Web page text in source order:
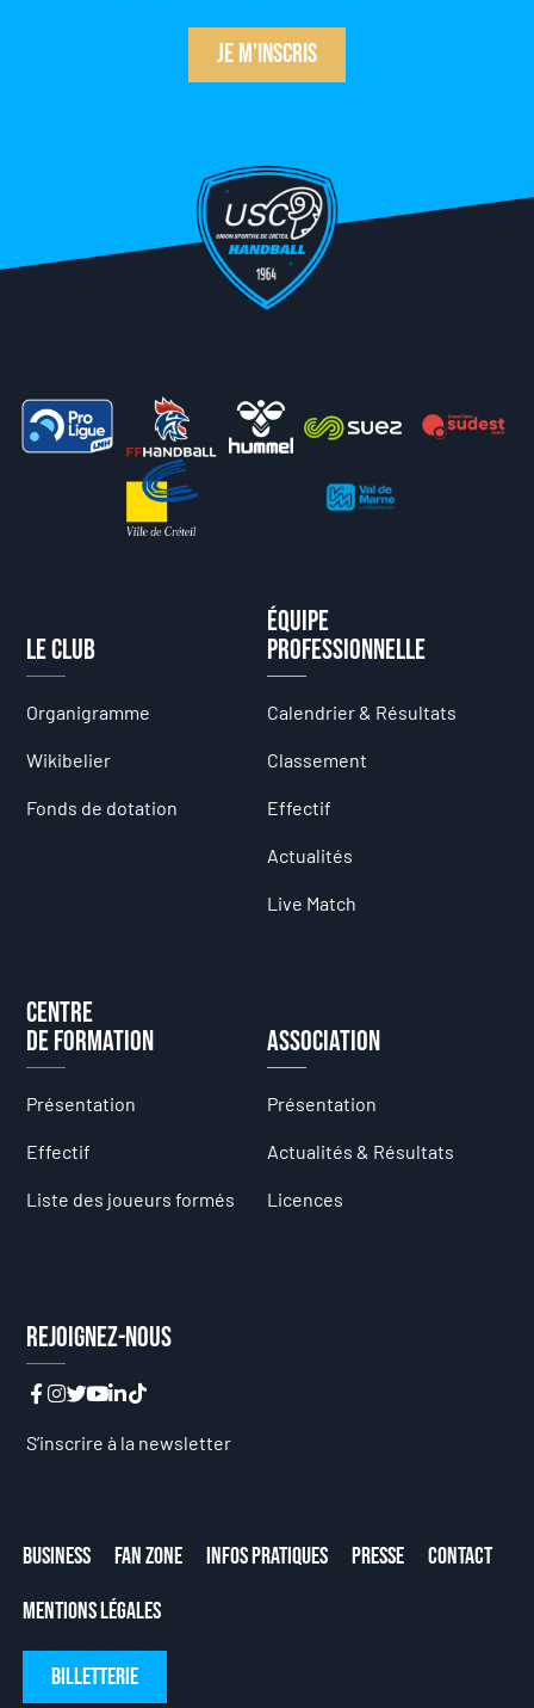
Je m'inscris
Le club
Organigramme
Wikibelier
Fonds de dotation
Équipe
professionnelle
Calendrier & Résultats
Classement
Effectif
Actualités
Live Match
Centre
de formation
Présentation
Effectif
Liste des joueurs formés
Association
Présentation
Actualités & Résultats
Licences
Rejoignez-nous
S’inscrire à la newsletter
Business Fan Zone Infos Pratiques Presse
Contact
Mentions Légales
Billetterie